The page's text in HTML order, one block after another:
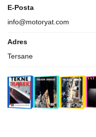
E-Posta
info@motoryat.com
Adres
Tersane